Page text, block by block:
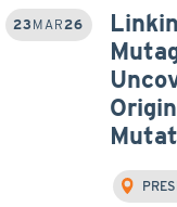
23 MAR26